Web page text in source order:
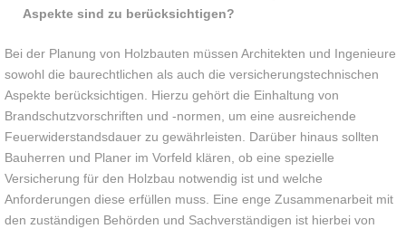
Aspekte sind zu berücksichtigen?
Bei der Planung von Holzbauten müssen Architekten und Ingenieure
sowohl die baurechtlichen als auch die versicherungstechnischen
Aspekte berücksichtigen. Hierzu gehört die Einhaltung von
Brandschutzvorschriften und -normen, um eine ausreichende
Feuerwiderstandsdauer zu gewährleisten. Darüber hinaus sollten
Bauherren und Planer im Vorfeld klären, ob eine spezielle
Versicherung für den Holzbau notwendig ist und welche
Anforderungen diese erfüllen muss. Eine enge Zusammenarbeit mit
den zuständigen Behörden und Sachverständigen ist hierbei von